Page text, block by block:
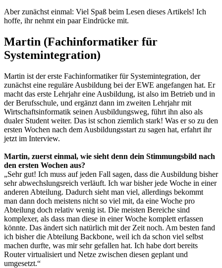
Aber zunächst einmal: Viel Spaß beim Lesen dieses Artikels! Ich
hoffe, ihr nehmt ein paar Eindrücke mit.
Martin (Fachinformatiker für
Systemintegration)
Martin ist der erste Fachinformatiker für Systemintegration, der
zunächst eine reguläre Ausbildung bei der EWE angefangen hat. Er
macht das erste Lehrjahr eine Ausbildung, ist also im Betrieb und in
der Berufsschule, und ergänzt dann im zweiten Lehrjahr mit
Wirtschaftsinformatik seinen Ausbildungsweg, führt ihn also als
dualer Student weiter. Das ist schon ziemlich stark! Was er so zu den
ersten Wochen nach dem Ausbildungsstart zu sagen hat, erfahrt ihr
jetzt im Interview.
Martin, zuerst einmal, wie sieht denn dein Stimmungsbild nach
den ersten Wochen aus?
„Sehr gut! Ich muss auf jeden Fall sagen, dass die Ausbildung bisher
sehr abwechslungsreich verläuft. Ich war bisher jede Woche in einer
anderen Abteilung. Dadurch sieht man viel, allerdings bekommt
man dann doch meistens nicht so viel mit, da eine Woche pro
Abteilung doch relativ wenig ist. Die meisten Bereiche sind
komplexer, als dass man diese in einer Woche komplett erfassen
könnte. Das ändert sich natürlich mit der Zeit noch. Am besten fand
ich bisher die Abteilung Backbone, weil ich da schon viel selbst
machen durfte, was mir sehr gefallen hat. Ich habe dort bereits
Router virtualisiert und Netze zwischen diesen geplant und
umgesetzt.“